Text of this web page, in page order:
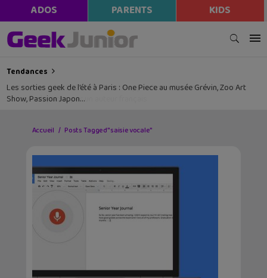
ADOS PARENTS KIDS
Tendances
Les sorties geek de l’été à Paris : One Piece au musée Grévin, Zoo Art
Show, Passion Japon…
Accueil Posts Tagged "saisie vocale"